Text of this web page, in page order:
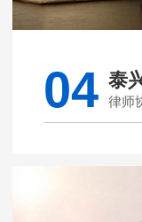
04 泰
律师